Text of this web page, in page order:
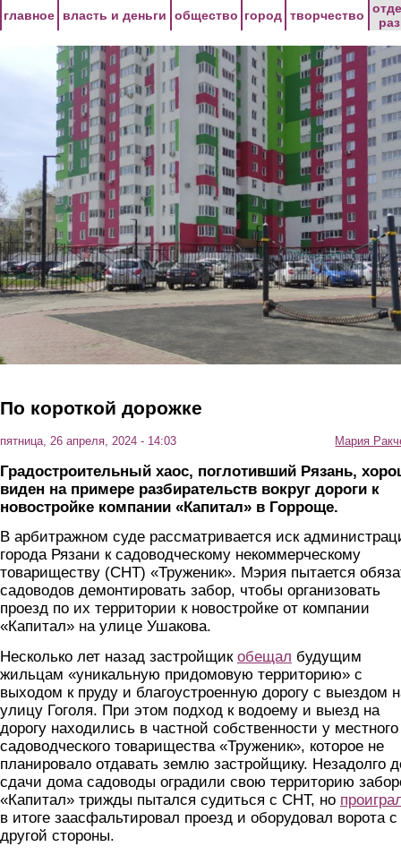
главное власть и деньги общество город творчество
По короткой дорожке
пятница, 26 апреля, 2024 - 14:03 Мария
Градостроительный хаос, поглотивший Рязань,
виден на примере разбирательств вокруг дороги к
новостройке компании «Капитал» в Горроще.
В арбитражном суде рассматривается иск
города Рязани к садоводческому некоммерческому
товариществу (СНТ) «Труженик». Мэрия пытается
садоводов демонтировать забор, чтобы организовать
проезд по их территории к новостройке от компании
«Капитал» на улице Ушакова.
Несколько лет назад застройщик обещал будущим
жильцам «уникальную придомовую территорию» с
выходом к пруду и благоустроенную дорогу с выездом
улицу Гоголя. При этом подход к водоему и выезд на
дорогу находились в частной собственности у местного
садоводческого товарищества «Труженик», которое не
планировало отдавать землю застройщику. Незадолго
сдачи дома садоводы оградили свою территорию
«Капитал» трижды пытался судиться с СНТ, но
в итоге заасфальтировал проезд и оборудовал ворота с
другой стороны.